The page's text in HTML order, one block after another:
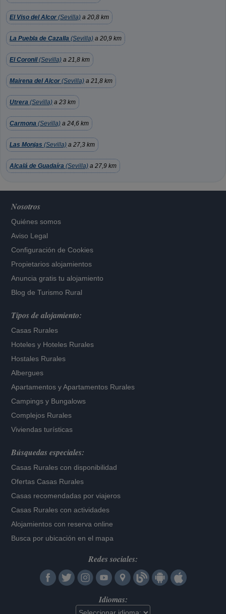
El Viso del Alcor (Sevilla) a 20,8 km
La Puebla de Cazalla (Sevilla) a 20,9 km
El Coronil(Sevilla) a 21,8 km
Mairena del Alcor (Sevilla) a 21,8 km
Utrera (Sevilla) a 23 km
Carmona (Sevilla) a 24,6 km
Las Monjas (Sevilla) a 27,3 km
Alcalá de Guadaíra (Sevilla) a 27,9 km
Nosotros
Quiénes somos
Aviso Legal
Configuración de Cookies
Propietarios alojamientos
Anuncia gratis tu alojamiento
Blog de Turismo Rural
Tipos de alojamiento:
Casas Rurales
Hoteles y Hoteles Rurales
Hostales Rurales
Albergues
Apartamentos yApartamentos Rurales
Campings y Bungalows
Complejos Rurales
Viviendas turísticas
Búsquedas especiales:
Casas Rurales con disponibilidad
Ofertas Casas Rurales
Casas recomendadas por viajeros
Casas Rurales con actividades
Alojamientos con reserva online
Busca por ubicación en el mapa
Redes sociales:
Idiomas: